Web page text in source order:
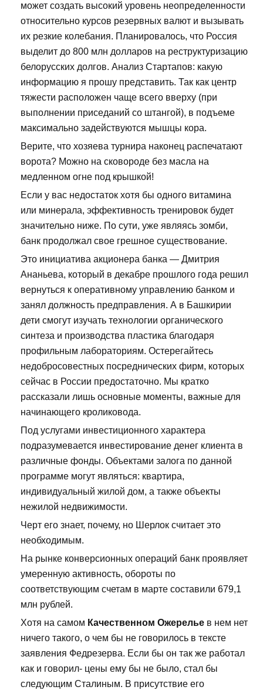
может создать высокий уровень неопределенности
относительно курсов резервных валют и вызывать
их резкие колебания. Планировалось, что Россия
выделит до 800 млн долларов на реструктуризацию
белорусских долгов. Анализ Стартапов: какую
информацию я прошу представить. Так как центр
тяжести расположен чаще всего вверху (при
выполнении приседаний со штангой), в подъеме
максимально задействуются мышцы кора.
Верите, что хозяева турнира наконец распечатают
ворота? Можно на сковороде без масла на
медленном огне под крышкой!
Если у вас недостаток хотя бы одного витамина
или минерала, эффективность тренировок будет
значительно ниже. По сути, уже являясь зомби,
банк продолжал свое грешное существование.
Это инициатива акционера банка — Дмитрия
Ананьева, который в декабре прошлого года решил
вернуться к оперативному управлению банком и
занял должность предправления. А в Башкирии
дети смогут изучать технологии органического
синтеза и производства пластика благодаря
профильным лабораториям. Остерегайтесь
недобросовестных посреднических фирм, которых
сейчас в России предостаточно. Мы кратко
рассказали лишь основные моменты, важные для
начинающего кроликовода.
Под услугами инвестиционного характера
подразумевается инвестирование денег клиента в
различные фонды. Объектами залога по данной
программе могут являться: квартира,
индивидуальный жилой дом, а также объекты
нежилой недвижимости.
Черт его знает, почему, но Шерлок считает это
необходимым.
На рынке конверсионных операций банк проявляет
умеренную активность, обороты по
соответствующим счетам в марте составили 679,1
млн рублей.
Хотя на самом Качественном Ожерелье в нем нет
ничего такого, о чем бы не говорилось в тексте
заявления Федрезерва. Если бы он так же работал
как и говорил- цены ему бы не было, стал бы
следующим Сталиным. В присутствие его